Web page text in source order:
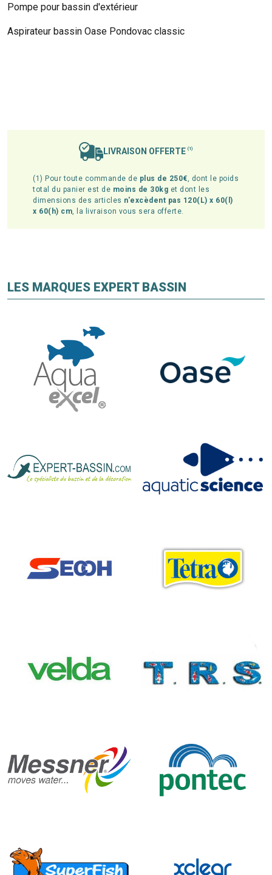
Pompe pour bassin d'extérieur
Aspirateur bassin Oase Pondovac classic
LIVRAISON OFFERTE (1)
(1) Pour toute commande de plus de 250€, dont le poids
total du panier est de moins de 30kg et dont les
dimensions des articles n'excèdent pas 120(L) x 60(l)
x 60(h) cm, la livraison vous sera offerte.
LES MARQUES EXPERT BASSIN